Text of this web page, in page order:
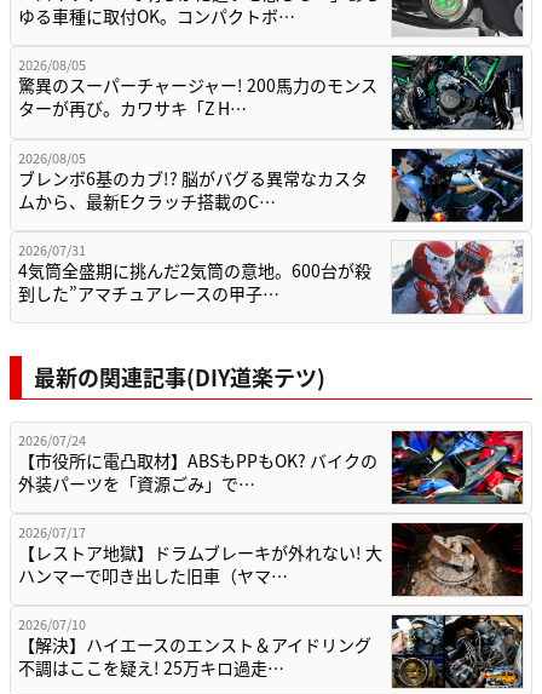
ゆる車種に取付OK。コンパクトボ…
2026/08/05
驚異のスーパーチャージャー! 200馬力のモンス
ターが再び。カワサキ「Z H…
2026/08/05
ブレンボ6基のカブ!? 脳がバグる異常なカスタ
ムから、最新Eクラッチ搭載のC…
2026/07/31
4気筒全盛期に挑んだ2気筒の意地。600台が殺
到した”アマチュアレースの甲子…
最新の関連記事(DIY道楽テツ)
2026/07/24
【市役所に電凸取材】ABSもPPもOK? バイクの
外装パーツを「資源ごみ」で…
2026/07/17
【レストア地獄】ドラムブレーキが外れない! 大
ハンマーで叩き出した旧車（ヤマ…
2026/07/10
【解決】ハイエースのエンスト＆アイドリング
不調はここを疑え! 25万キロ過走…